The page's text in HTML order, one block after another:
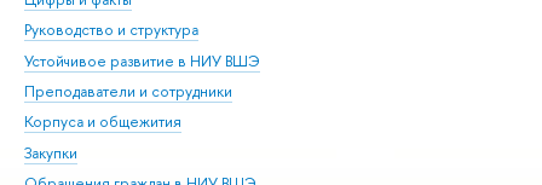
Руководство и структура
Устойчивое развитие в НИУ ВШЭ
Преподаватели и сотрудники
Корпуса и общежития
Закупки